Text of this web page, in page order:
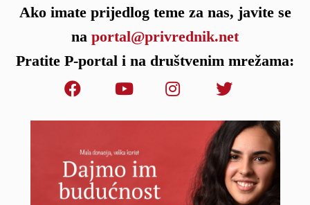
Ako imate prijedlog teme za nas, javite se
na portal@privrednik.net
Pratite P-portal i na društvenim mrežama: